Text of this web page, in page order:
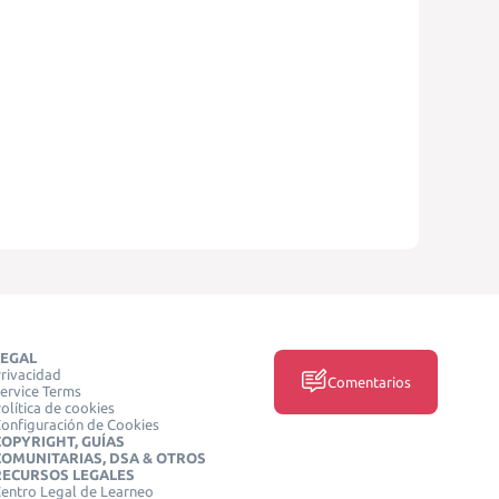
Terms
de cookies
de Cookies
GUÍAS
DSA & OTROS
LEGALES
Legal de Learneo
Comentarios